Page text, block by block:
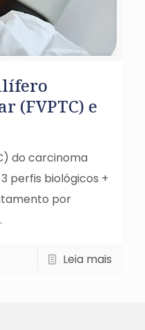
(FVPTC) e
do carcinoma
perfis biológicos +
por
Leia mais